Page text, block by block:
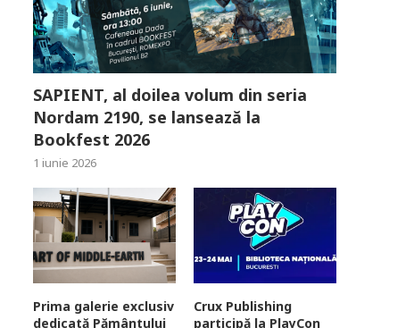
SAPIENT, al doilea volum din seria
Nordam 2190, se lansează la
Bookfest 2026
1 iunie 2026
Prima galerie exclusiv
dedicată Pământului
Crux Publishing
participă la PlayCon